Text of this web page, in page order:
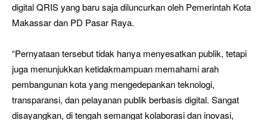
digital QRIS yang baru saja diluncurkan oleh Pemerintah Kota
Makassar dan PD Pasar Raya.
“Pernyataan tersebut tidak hanya menyesatkan publik, tetapi
juga menunjukkan ketidakmampuan memahami arah
pembangunan kota yang mengedepankan teknologi,
transparansi, dan pelayanan publik berbasis digital. Sangat
disayangkan, di tengah semangat kolaborasi dan inovasi,